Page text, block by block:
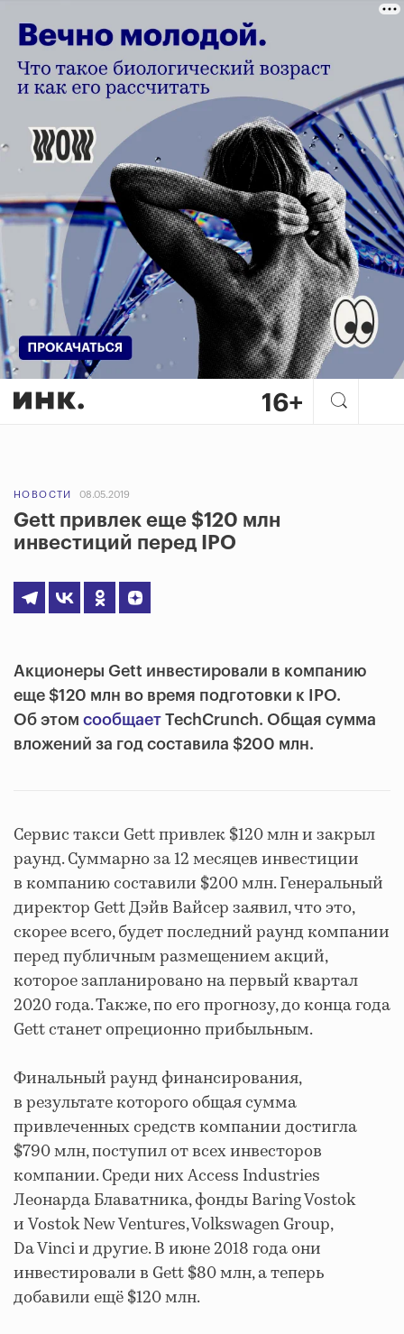
НОВОСТИ 08.05.2019
Gett привлек еще $120 млн
инвестиций перед IPO
Акционеры Gett инвестировали в компанию
еще $120 млн во время подготовки к IPO.
Об этом сообщает TechCrunch. Общая сумма
вложений за год составила $200 млн.
Сервис такси Gett привлек $120 млн и закрыл
раунд. Суммарно за 12 месяцев инвестиции
в компанию составили $200 млн. Генеральный
директор Gett Дэйв Вайсер заявил, что это,
скорее всего, будет последний раунд компании
перед публичным размещением акций,
которое запланировано на первый квартал
2020 года. Также, по его прогнозу, до конца года
Gett станет опреционно прибыльным.
Финальный раунд финансирования,
в результате которого общая сумма
привлеченных средств компании достигла
$790 млн, поступил от всех инвесторов
компании. Среди них Access Industries
Леонарда Блаватника, фонды Baring Vostok
и Vostok New Ventures, Volkswagen Group,
Da Vinci и другие. В июне 2018 года они
инвестировали в Gett $80 млн, а теперь
добавили ещё $120 млн.